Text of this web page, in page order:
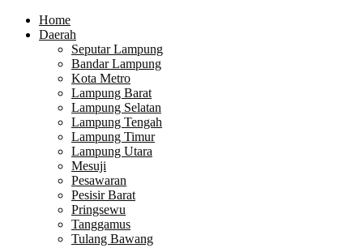
Home
Daerah
Seputar Lampung
Bandar Lampung
Kota Metro
Lampung Barat
Lampung Selatan
Lampung Tengah
Lampung Timur
Lampung Utara
Mesuji
Pesawaran
Pesisir Barat
Pringsewu
Tanggamus
Tulang Bawang